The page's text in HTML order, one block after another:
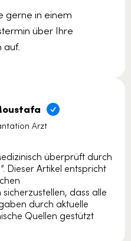
gerne in einem
über Ihre
auf.
Arzt
überprüft durch
Dieser Artikel entspricht
dass alle
durch aktuelle
Quellen gestützt